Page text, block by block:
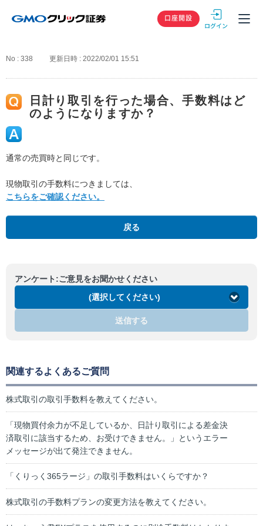
GMOクリック
口座開設
No : 338 更新日時 : 2022/02/01 15:51
日計り取引を行った場合、手数料はど
のようになりますか？
通常の売買時と同じです。
現物取引の手数料につきましては、
こちらをご確認ください。
戻る
アンケート:ご意見をお聞かせください
(選択してください)
送信する
関連するよくあるご質問
株式取引の取引手数料を教えてください。
「現物買付余力が不足しているか、日計り取引による差金決
済取引に該当するため、お受けできません。」というエラー
メッセージが出て発注できません。
「くりっく365ラージ」の取引手数料はいくらですか？
株式取引の手数料プランの変更方法を教えてください。